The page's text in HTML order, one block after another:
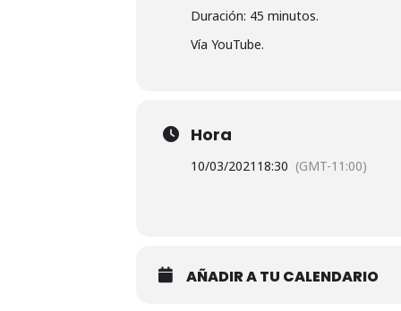
Duración: 45 minutos.
Vía YouTube.
Hora
10/03/2021 18:30 (GMT-11:00)
AÑADIR A TU CALENDARIO